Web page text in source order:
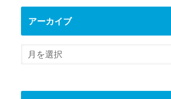
アーカイブ